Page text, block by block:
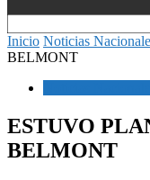
Inicio Noticias
BELMONT
ESTUVO
BELMONT